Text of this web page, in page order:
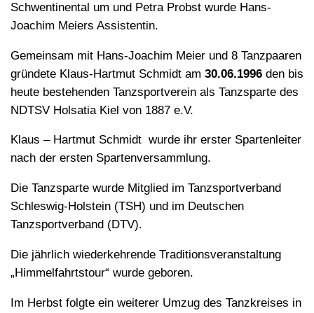
Schwentinental um und Petra Probst wurde Hans-
Joachim Meiers Assistentin.
Gemeinsam mit Hans-Joachim Meier und 8 Tanzpaaren
gründete Klaus-Hartmut Schmidt am 30.06.1996 den bis
heute bestehenden Tanzsportverein als Tanzsparte des
NDTSV Holsatia Kiel von 1887 e.V.
Klaus – Hartmut Schmidt wurde ihr erster Spartenleiter
nach der ersten Spartenversammlung.
Die Tanzsparte wurde Mitglied im Tanzsportverband
Schleswig-Holstein (TSH) und im Deutschen
Tanzsportverband (DTV).
Die jährlich wiederkehrende Traditionsveranstaltung
„Himmelfahrtstour“ wurde geboren.
Im Herbst folgte ein weiterer Umzug des Tanzkreises in